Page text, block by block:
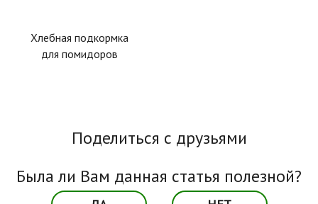
Хлебная подкормка
для помидоров
Была ли Вам данная статья полезной?
Поделиться с друзьями